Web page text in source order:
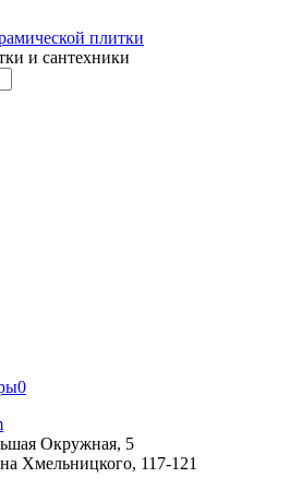
и сантехники
0
Окружная, 5
Хмельницкого, 117-121